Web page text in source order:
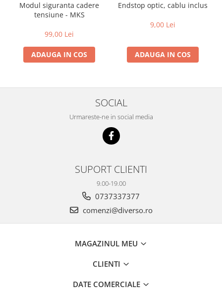
Modul siguranta cadere
tensiune - MKS
99,00 Lei
ADAUGA IN COS
Endstop optic, cablu inclus
9,00 Lei
ADAUGA IN COS
SOCIAL
Urmareste-ne in social media
SUPORT CLIENTI
9.00-19.00
0737337377
comenzi@diverso.ro
MAGAZINUL MEU
CLIENTI
DATE COMERCIALE